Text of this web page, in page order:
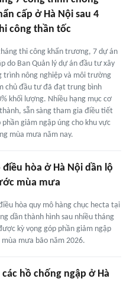
cấp ở Hà Nội sau 4
công thần tốc
thi công khẩn trương, 7 dự án
do Ban Quản lý dự án đầu tư xây
trình nông nghiệp và môi trường
chủ đầu tư đã đạt trung bình
khối lượng. Nhiều hạng mục cơ
sẵn sàng tham gia điều tiết
giảm ngập úng cho khu vực
mùa mưa năm nay.
điều hòa ở Hà Nội dần lộ
mùa mưa
hòa quy mô hàng chục hecta tại
dần thành hình sau nhiều tháng
kỳ vọng góp phần giảm ngập
mưa bão năm 2026.
hồ chống ngập ở Hà